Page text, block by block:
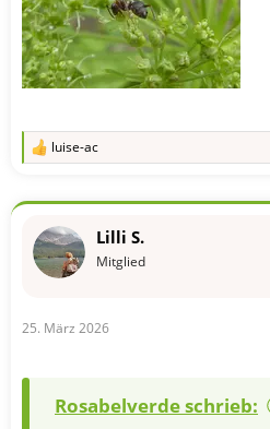
R
k
o
:
luise-ac
Lilli S.
Mitglied
25. März 2026
Rosabelverde schrieb: